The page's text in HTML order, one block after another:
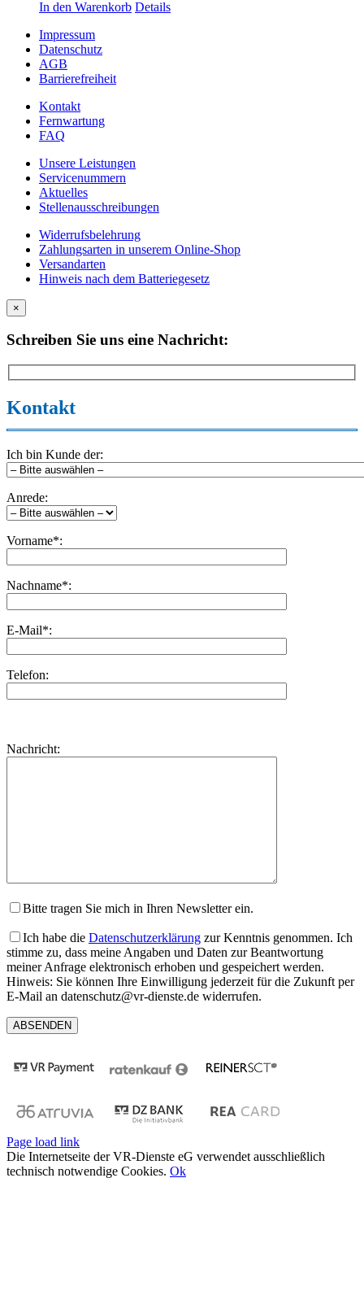
In den Warenkorb Details
Impressum
Datenschutz
AGB
Barrierefreiheit
Kontakt
Fernwartung
FAQ
Unsere Leistungen
Servicenummern
Aktuelles
Stellenausschreibungen
Widerrufsbelehrung
Zahlungsarten in unserem Online-Shop
Versandarten
Hinweis nach dem Batteriegesetz
×
Schreiben Sie uns eine Nachricht:
Kontakt
Ich bin Kunde der:
Anrede:
Vorname*:
Nachname*:
E-Mail*:
Telefon:
dieses
lasse
Nachricht:
Bitte tragen Sie mich in Ihren Newsletter ein.
Ich habe die Datenschutzerklärung zur Kenntnis genommen. Ich
stimme zu, dass meine Angaben und Daten zur Beantwortung
meiner Anfrage elektronisch erhoben und gespeichert werden.
Hinweis: Sie können Ihre Einwilligung jederzeit für die Zukunft per
E-Mail an datenschutz@vr-dienste.de widerrufen.
Page load link
Die Internetseite der VR-Dienste eG verwendet ausschließlich
technisch notwendige Cookies. Ok